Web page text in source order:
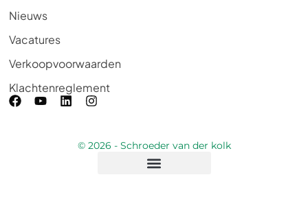
Nieuws
Vacatures
Verkoopvoorwaarden
Klachtenreglement
© 2026 - Schroeder van der kolk